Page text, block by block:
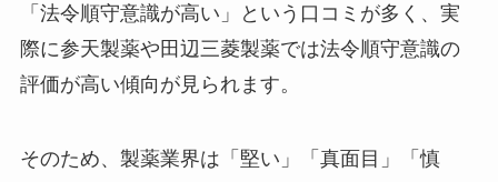
「法令順守意識が高い」という口コミが多く、実
際に参天製薬や田辺三菱製薬では法令順守意識の
評価が高い傾向が見られます。
そのため、製薬業界は「堅い」「真面目」「慎